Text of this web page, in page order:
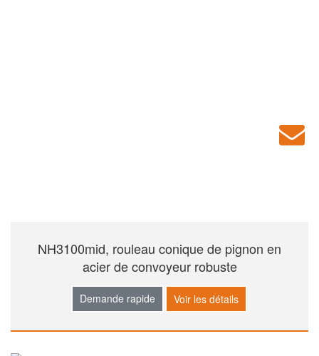
NH3100mid, rouleau conique de pignon en
acier de convoyeur robuste
Demande rapide Voir les détails